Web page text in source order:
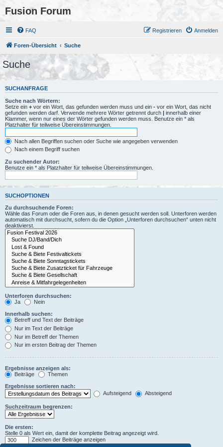
Fusion Forum
FAQ Anmelden
Registrieren
Foren-Übersicht Suche
Suche
SUCHANFRAGE
Suche nach Wörtern:
Setze ein + vor ein Wort, das gefunden werden muss und ein - vor ein Wort, das nicht
gefunden werden darf. Verwende mehrere Wörter getrennt durch | innerhalb einer
Klammer, wenn nur eines der Wörter gefunden werden muss. Benutze ein * als
Platzhalter für teilweise Übereinstimmungen.
Nach allen Begriffen suchen oder Suche wie angegeben verwenden
Nach einem Begriff suchen
Zu suchender Autor:
Benutze ein * als Platzhalter für teilweise Übereinstimmungen.
SUCHOPTIONEN
Zu durchsuchende Foren:
Wähle das Forum oder die Foren aus, in denen gesucht werden soll. Unterforen werden
automatisch mit durchsucht, sofern du die Option „Unterforen durchsuchen“ unten nicht
deaktivierst.
Unterforen durchsuchen:
Ja
Nein
Innerhalb suchen:
Betreff und Text der Beiträge
Nur im Text der Beiträge
Nur im Betreff der Themen
Nur im ersten Beitrag der Themen
Ergebnisse anzeigen als:
Beiträge
Themen
Ergebnisse sortieren nach:
Aufsteigend
Absteigend
Suchzeitraum begrenzen:
Die ersten:
Stelle 0 als Wert ein, damit der komplette Beitrag angezeigt wird.
Zeichen der Beiträge anzeigen